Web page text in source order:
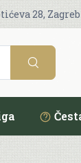
28, Zagreb